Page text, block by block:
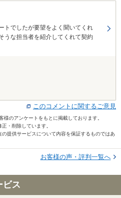
トでしたが要望をよく聞いてくれ
うな担当者を紹介してくれて契約
このコメントに関するご意見
のアンケートをもとに掲載しております。
・削除しています。
提供サービスについて内容を保証するものではあ
お客様の声・評判一覧へ
ビス